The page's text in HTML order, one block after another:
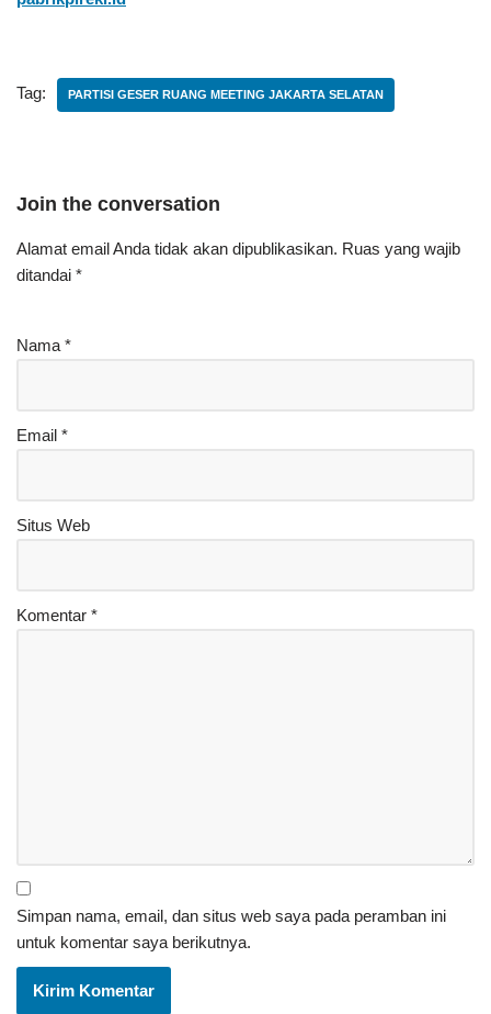
Tag: PARTISI GESER RUANG MEETING JAKARTA SELATAN
Join the conversation
Alamat email Anda tidak akan dipublikasikan. Ruas yang wajib
ditandai *
Nama *
Email *
Situs Web
Komentar *
Simpan nama, email, dan situs web saya pada peramban ini
untuk komentar saya berikutnya.